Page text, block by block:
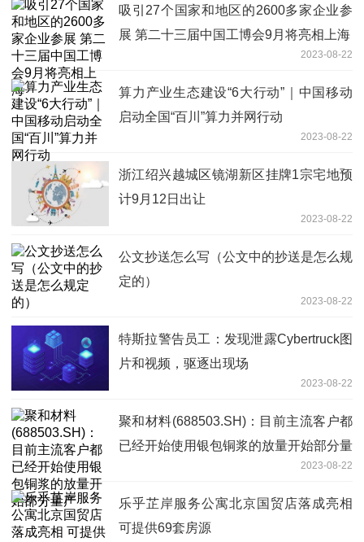
吸引27个国家和地区的2600多家企业参
展 第二十三届中国工博会9月将亮相上海
2023-08-22
算力产业生态建设“6大行动”｜中国移动
启动全国“百川”算力并网行动
2023-08-22
浙江绍兴越城区镜湖新区挂牌1宗宅地预
计9月12日出让
2023-08-22
公文抄送怎么写（公文中的抄送是怎么规
定的）
2023-08-22
特斯拉警告员工：发现泄露Cybertruck图
片和视频，驱逐出现场
2023-08-22
聚和材料(688503.SH)：目前主流客户都
已经开始使用银包铜浆的放量开始部分量
2023-08-22
乐乎芷岸服务公寓北京国贸店落成亮相
可提供69套房源